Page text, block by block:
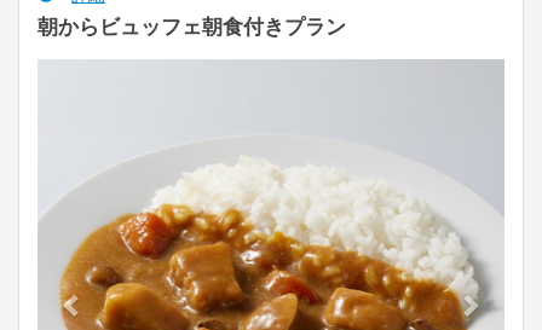
朝からビュッフェ朝食付きプラン